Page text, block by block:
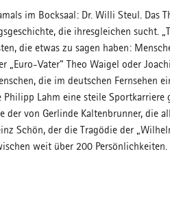
im Bocksaal: Dr. Willi Steul. Das
die ihresgleichen sucht.
die etwas zu sagen haben:
„Euro-Vater“ Theo Waigel oder
die im deutschen Fernsehen
Lahm eine steile Sportkarriere
der von Gerlinde Kaltenbrunner, die
Schön, der die Tragödie der
weit über 200